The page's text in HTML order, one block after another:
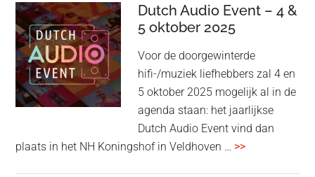
kondigt
Beo
Grace
aan:
high-
end
earbuds
titanium
Dutch Audio Event – 4 &
5 oktober 2025
Voor de doorgewinterde
hifi-/muziek liefhebbers zal 4 en
5 oktober 2025 mogelijk al in de
agenda staan: het jaarlijkse
Dutch Audio Event vind dan
plaats in het NH Koningshof in Veldhoven … >>overDutch